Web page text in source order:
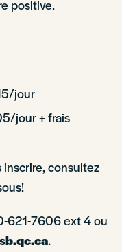
positive.
jour
jour + frais
inscrire, consultez
621-7606 ext 4 ou
.